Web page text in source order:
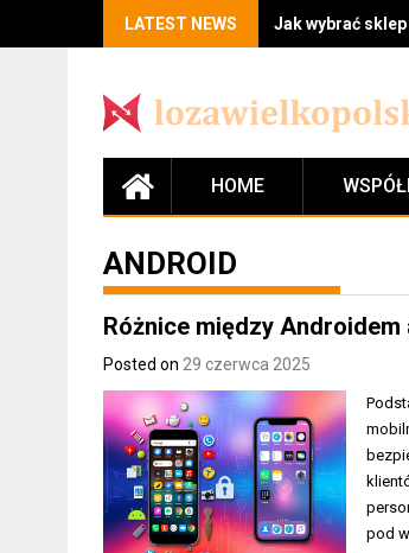
LATEST NEWS Jak wybrać
HOME
ANDROID
Różnice między
Posted on 29 czerwca 2025
pod